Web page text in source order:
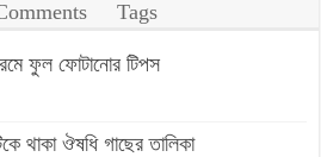
Tags
ফুল ফোটানোর টিপস
থাকা ঔষধি গাছের তালিকা